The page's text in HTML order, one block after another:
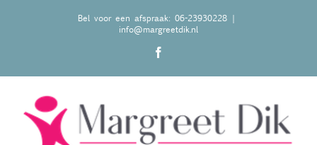
Bel voor een afspraak: 06-23930228 |
info@margreetdik.nl